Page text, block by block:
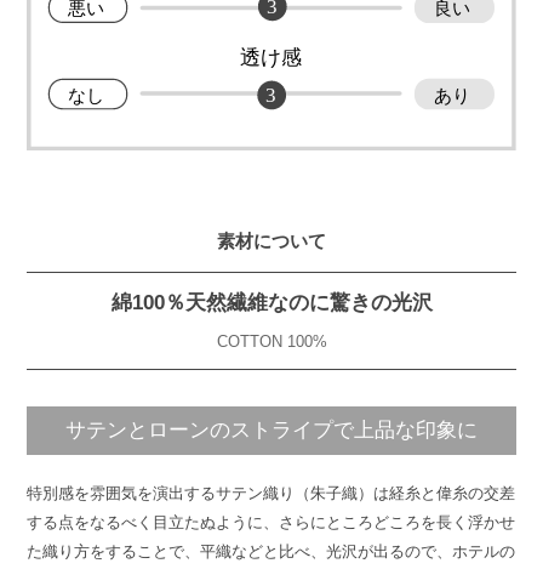
素材について
綿100％天然繊維なのに驚きの光沢
COTTON 100%
サテンとローンのストライプで上品な印象に
特別感を雰囲気を演出するサテン織り（朱子織）は経糸と偉糸の交差
する点をなるべく目立たぬように、さらにところどころを長く浮かせ
た織り方をすることで、平織などと比べ、光沢が出るので、ホテルの